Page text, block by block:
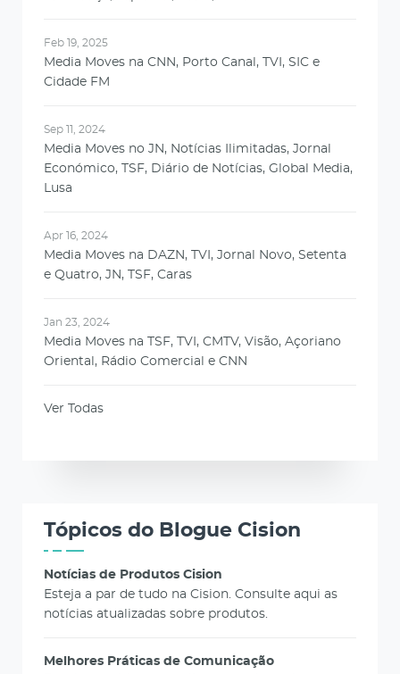
Feb 19, 2025
Media Moves na CNN, Porto Canal, TVI, SIC e
Cidade FM
Sep 11, 2024
Media Moves no JN, Notícias Ilimitadas, Jornal
Económico, TSF, Diário de Notícias, Global Media,
Lusa
Apr 16, 2024
Media Moves na DAZN, TVI, Jornal Novo, Setenta
e Quatro, JN, TSF, Caras
Jan 23, 2024
Media Moves na TSF, TVI, CMTV, Visão, Açoriano
Oriental, Rádio Comercial e CNN
Ver Todas
Tópicos do Blogue Cision
Notícias de Produtos Cision
Esteja a par de tudo na Cision. Consulte aqui as
notícias atualizadas sobre produtos.
Melhores Práticas de Comunicação